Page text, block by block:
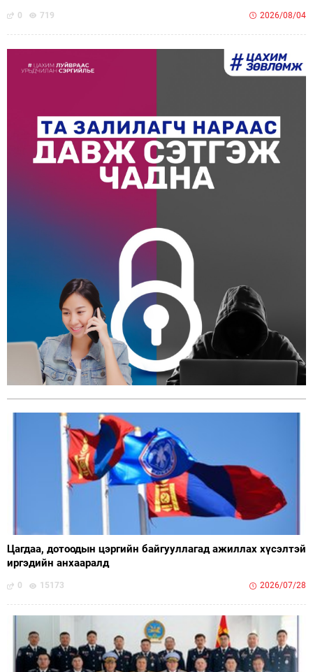
0 719 2026/08/04
Цагдаа, дотоодын цэргийн байгууллагад ажиллах хүсэлтэй
иргэдийн анхааралд
0 15173 2026/07/28